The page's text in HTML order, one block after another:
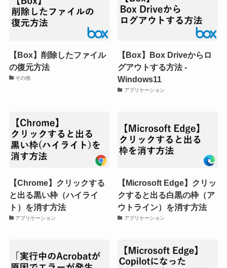
【Box】削除したファイル
の復元方法
その他
【Box】Box Driveからロ
グアウトする方法 -
Windows11
アプリケーション
【Chrome】クリックする
と出る黒い枠（ハイライ
ト）を消す方法
アプリケーション
【Microsoft Edge】クリッ
クすると出る白黒の枠（ア
ウトライン）を消す方法
アプリケーション